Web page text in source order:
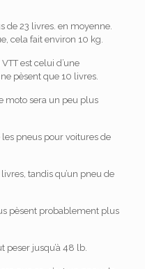
de 23 livres. en moyenne.
cela fait environ 10 kg.
est celui d’une
pèsent que 10 livres.
moto sera un peu plus
pneus pour voitures de
tandis qu’un pneu de
pèsent probablement plus
peser jusqu’à 48 lb.